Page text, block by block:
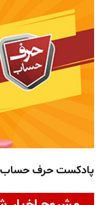
پادکست حرف حساب